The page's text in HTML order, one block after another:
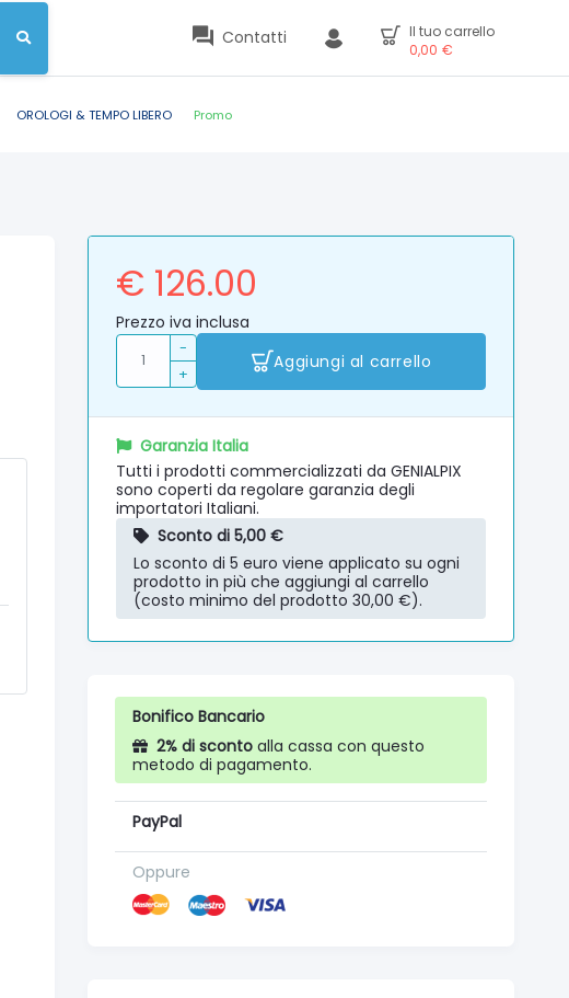
Contatti
Il tuo carrello
0,00 €
OROLOGI & TEMPO LIBERO Promo
€ 126.00
Prezzo iva inclusa
-
+
Aggiungi al carrello
Garanzia Italia
Tutti i prodotti commercializzati da GENIALPIX
sono coperti da regolare garanzia degli
importatori Italiani.
Sconto di 5,00 €
Lo sconto di 5 euro viene applicato su ogni
prodotto in più che aggiungi al carrello
(costo minimo del prodotto 30,00 €).
Bonifico Bancario
2% di sconto alla cassa con questo
metodo di pagamento.
PayPal
Oppure